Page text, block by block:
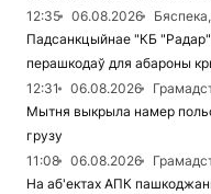
12:35
06.08.2026
Падсанкцыйнае "КБ
перашкодаў для абароны
12:31
06.08.2026
Мытня выкрыла намер
грузу
11:08
06.08.2026
На аб'ектах АПК